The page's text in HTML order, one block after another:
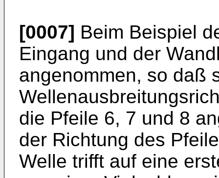
[0007] Beim Beispiel
Eingang und der
angenommen, so daß
die Pfeile 6, 7 und 8
der Richtung des
Welle trifft auf eine